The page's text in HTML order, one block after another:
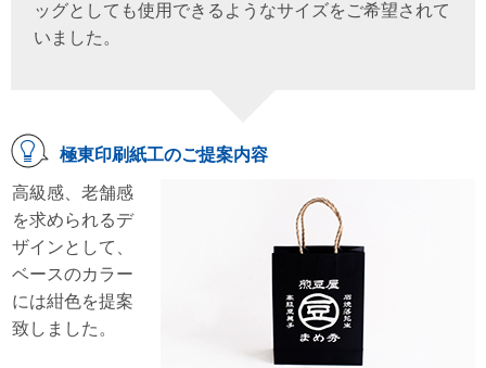
ッグとしても使用できるようなサイズをご希望されて
いました。
極東印刷紙工のご提案内容
高級感、老舗感
を求められるデ
ザインとして、
ベースのカラー
には紺色を提案
致しました。